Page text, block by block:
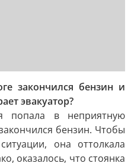
закончился бензин и
эвакуатор?
попала в неприятную
бензин. Чтобы
она оттолкала
оказалось, что стоянка